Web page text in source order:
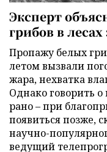
Эксперт
грибов в
Пропажу белых
летом вызвали
жара, нехватка
Однако говорить
рано – при
появиться позже,
научно-
ведущий